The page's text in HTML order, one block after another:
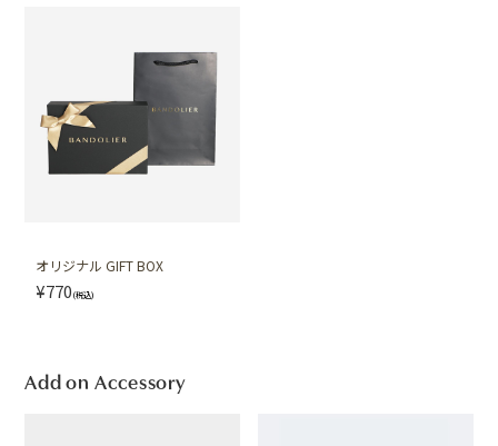
オリジナル GIFT BOX
¥770 (税込)
Add on Accessory